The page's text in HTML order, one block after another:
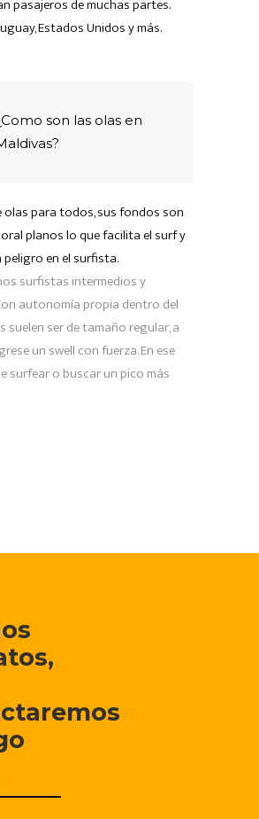
pasajeros de muchas partes.
Estados Unidos y más.
son las olas en
olas para todos, sus fondos son
planos lo que facilita el surf y
en el surfista.
surfistas intermedios y
autonomía propia dentro del
suelen ser de tamaño regular, a
un swell con fuerza. En ese
surfear o buscar un pico más